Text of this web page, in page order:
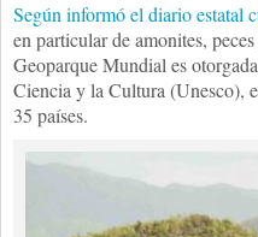
Según informó el diario estatal
en particular de amonites,
Geoparque Mundial es
Ciencia y la Cultura (Unesco),
35 países.